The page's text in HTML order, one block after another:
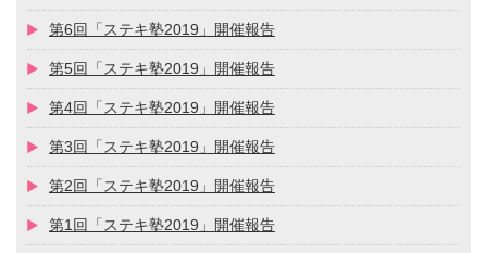
第6回「ステキ塾2019」開催報告
第5回「ステキ塾2019」開催報告
第4回「ステキ塾2019」開催報告
第3回「ステキ塾2019」開催報告
第2回「ステキ塾2019」開催報告
第1回「ステキ塾2019」開催報告